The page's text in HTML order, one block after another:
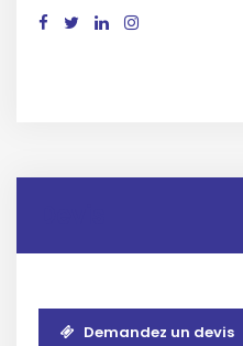
Demandez un devis